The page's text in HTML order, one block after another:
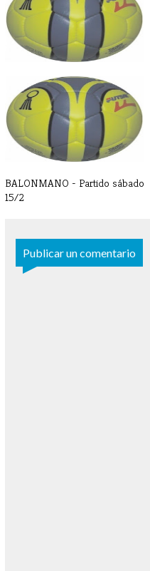
BALONMANO - Partido y
horario
BALONMANO - Partido sábado
15/2
Publicar un comentario